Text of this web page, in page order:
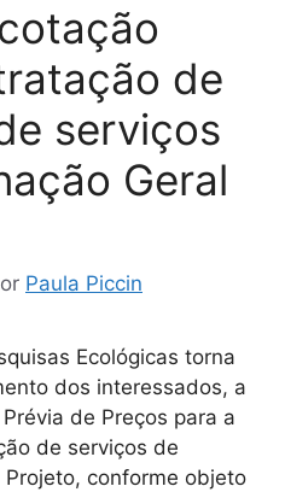
de
serviços
Geral
Paula Piccin
Ecológicas torna
dos interessados, a
de Preços para a
de serviços de
conforme objeto